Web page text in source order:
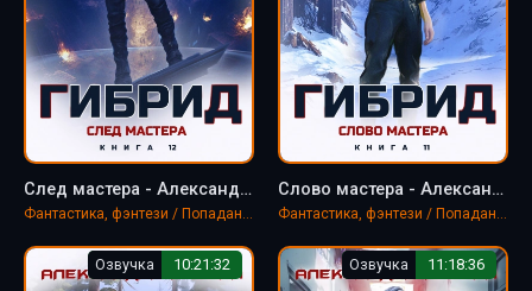
След мастера - Александра Лисина
Фантастика, фэнтези / Попаданцы
Слово мастера - Александра Лисина
Фантастика, фэнтези / Попаданцы
Озвучка 10:21:32 Озвучка 11:18:36